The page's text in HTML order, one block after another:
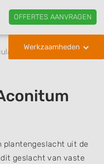
OFFERTES AANVRAGEN
Werkzaamheden
Monnikskap
plantengeslacht uit de
geslacht van vaste